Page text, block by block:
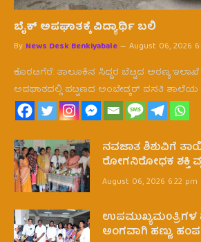
ಬೈಕ್ ಅಪಘಾತಕ್ಕೆ ವಿದ್ಯಾರ್ಥಿ ಬಲಿ
By News Desk Benkiyabale August 06, 2026
ಕೊರಟಗೆರೆ: ತಾಲೂಕಿನ ಸಿದ್ದರ ಬೆಟ್ಟದ ಅರಣ್ಯ
ಅಪಘಾತದಲ್ಲಿ ಪಟ್ಟಣದ ಅಂಬೇಡ್ಕರ್ ವಸತಿ ಶಾಲೆಯ
ನವಜಾತ ಶಿಶುವಿಗೆ
ರೋಗನಿರೋಧಕ ಶಕ್ತಿ
August 06, 2026 6:22 pm
ಉಪಮುಖ್ಯಮ0ತ್ರಿಗಳ
ಅಂಗವಾಗಿ ಹಣ್ಣು,